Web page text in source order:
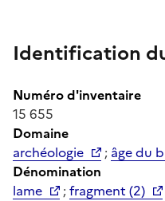
Identification
Numéro d'inventaire
15 655
Domaine
archéologie
; âge du
Dénomination
lame
;fragment (2)